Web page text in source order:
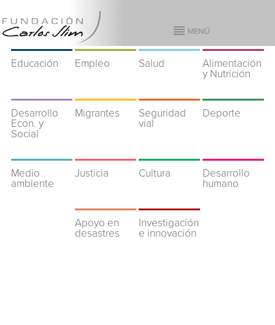
Educación Empleo Salud
Alimentación
y Nutrición
Desarrollo
Econ. y
Social
Migrantes
Seguridad
vial
Deporte
Medio
ambiente
Justicia Cultura
Desarrollo
humano
Apoyo en
desastres
Investigación
e innovación